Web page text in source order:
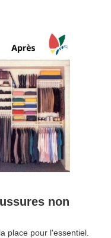
non
place pour l'essentiel.